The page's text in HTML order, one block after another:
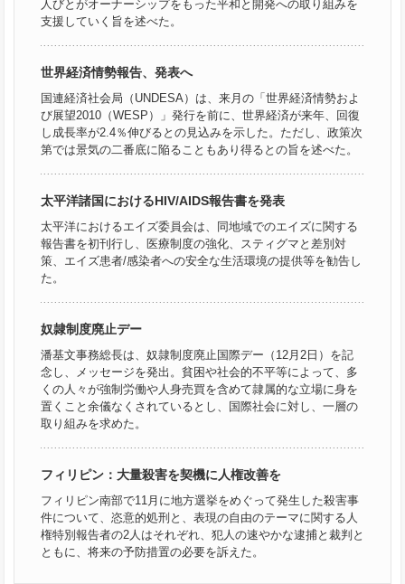
人びとがオーナーシップをもった平和と開発への取り組みを
支援していく旨を述べた。
世界経済情勢報告、発表へ
国連経済社会局（UNDESA）は、来月の「世界経済情勢およ
び展望2010（WESP）」発行を前に、世界経済が来年、回復
し成長率が2.4％伸びるとの見込みを示した。ただし、政策次
第では景気の二番底に陥ることもあり得るとの旨を述べた。
太平洋諸国におけるHIV/AIDS報告書を発表
太平洋におけるエイズ委員会は、同地域でのエイズに関する
報告書を初刊行し、医療制度の強化、スティグマと差別対
策、エイズ患者/感染者への安全な生活環境の提供等を勧告し
た。
奴隷制度廃止デー
潘基文事務総長は、奴隷制度廃止国際デー（12月2日）を記
念し、メッセージを発出。貧困や社会的不平等によって、多
くの人々が強制労働や人身売買を含めて隷属的な立場に身を
置くこと余儀なくされているとし、国際社会に対し、一層の
取り組みを求めた。
フィリピン：大量殺害を契機に人権改善を
フィリピン南部で11月に地方選挙をめぐって発生した殺害事
件について、恣意的処刑と、表現の自由のテーマに関する人
権特別報告者の2人はそれぞれ、犯人の速やかな逮捕と裁判と
ともに、将来の予防措置の必要を訴えた。